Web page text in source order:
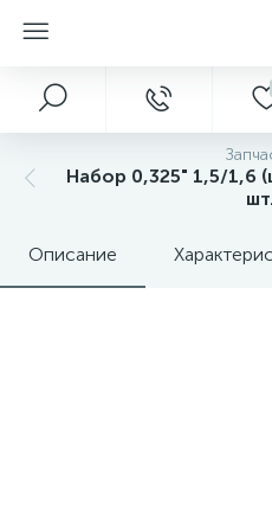
Набор 0,325" 1,5/1,6
шт.
Описание